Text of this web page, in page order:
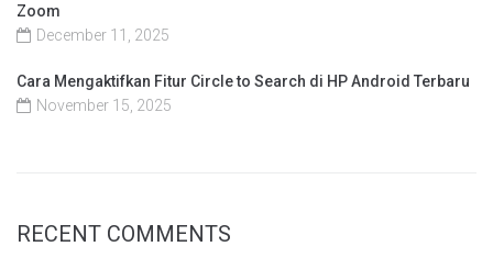
Zoom
December 11, 2025
Cara Mengaktifkan Fitur Circle to Search di HP Android Terbaru
November 15, 2025
RECENT COMMENTS